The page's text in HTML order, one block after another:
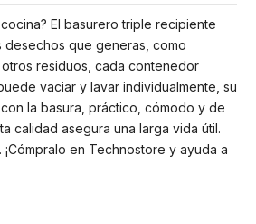
El basurero triple recipiente
desechos que generas, como
residuos, cada contenedor
vaciar y lavar individualmente, su
la basura, práctico, cómodo y de
calidad asegura una larga vida útil.
en Technostore y ayuda a